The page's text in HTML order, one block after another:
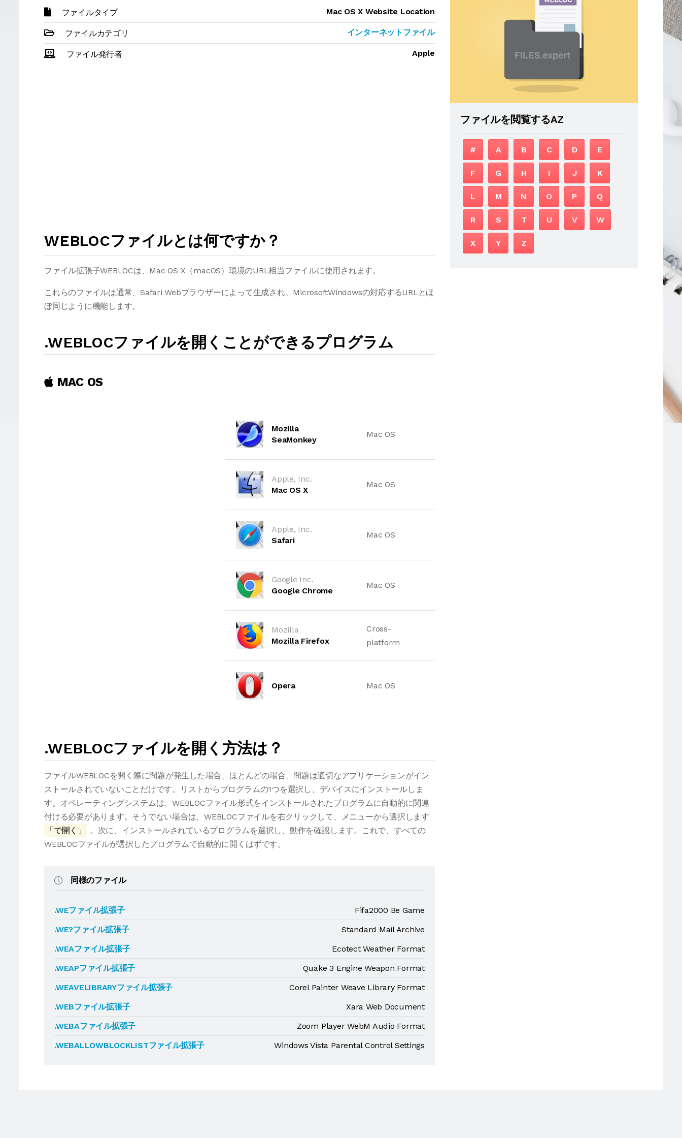
ファイルタイプ Mac OS X Website Location
ファイルカテゴリ インターネットファイル
ファイル発行者 Apple
WEBLOCファイルとは何ですか？
ファイル拡張子WEBLOCは、Mac OS X（macOS）環境のURL相当ファイルに使用されます。
これらのファイルは通常、Safari Webブラウザーによって生成され、MicrosoftWindowsの対応するURLとほ
ぼ同じように機能します。
.WEBLOCファイルを開くことができるプログラム
MAC OS
Mozilla
SeaMonkey
Mac OS
Apple, Inc.
Mac OS X
Mac OS
Apple, Inc.
Safari
Mac OS
Google Inc.
Google Chrome
Mac OS
Mozilla
Mozilla Firefox
Cross-
platform
Opera Mac OS
.WEBLOCファイルを開く方法は？
ファイルWEBLOCを開く際に問題が発生した場合、ほとんどの場合、問題は適切なアプリケーションがイン
ストールされていないことだけです。リストからプログラムの1つを選択し、デバイスにインストールしま
す。オペレーティングシステムは、WEBLOCファイル形式をインストールされたプログラムに自動的に関連
付ける必要があります。そうでない場合は、WEBLOCファイルを右クリックして、メニューから選択します
「で開く」
。次に、インストールされているプログラムを選択し、動作を確認します。これで、すべての
WEBLOCファイルが選択したプログラムで自動的に開くはずです。
同様のファイル
.WEファイル拡張子
Fifa2000 Be Game
.WE?ファイル拡張子
Standard Mail Archive
.WEAファイル拡張子
Ecotect Weather Format
.WEAPファイル拡張子
Quake 3 Engine Weapon Format
.WEAVELIBRARYファイル拡張子
Corel Painter Weave Library Format
.WEBファイル拡張子
Xara Web Document
.WEBAファイル拡張子
Zoom Player WebM Audio Format
.WEBALLOWBLOCKLISTファイル拡張子
Windows Vista Parental Control Settings
ファイルを閲覧するAZ
# A B C D E
F G H I J K
L M N O P Q
R S T U V W
X Y Z